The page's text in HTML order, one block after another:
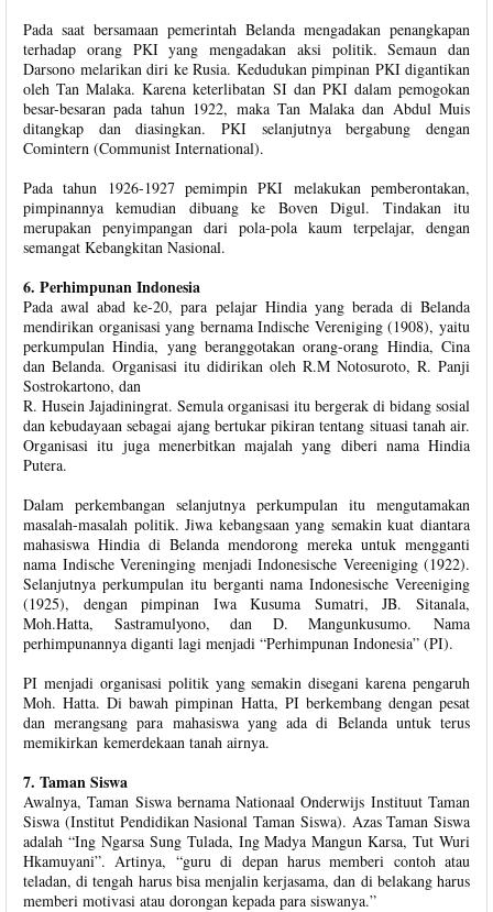
Pada saat bersamaan pemerintah Belanda mengadakan penangkapan
terhadap orang PKI yang mengadakan aksi politik. Semaun dan
Darsono melarikan diri ke Rusia. Kedudukan pimpinan PKI digantikan
oleh Tan Malaka. Karena keterlibatan SI dan PKI dalam pemogokan
besar-besaran pada tahun 1922, maka Tan Malaka dan Abdul Muis
ditangkap dan diasingkan. PKI selanjutnya bergabung dengan
Comintern (Communist International).
Pada tahun 1926-1927 pemimpin PKI melakukan pemberontakan,
pimpinannya kemudian dibuang ke Boven Digul. Tindakan itu
merupakan penyimpangan dari pola-pola kaum terpelajar, dengan
semangat Kebangkitan Nasional.
6. Perhimpunan Indonesia
Pada awal abad ke-20, para pelajar Hindia yang berada di Belanda
mendirikan organisasi yang bernama Indische Vereniging (1908), yaitu
perkumpulan Hindia, yang beranggotakan orang-orang Hindia, Cina
dan Belanda. Organisasi itu didirikan oleh R.M Notosuroto, R. Panji
Sostrokartono, dan
R. Husein Jajadiningrat. Semula organisasi itu bergerak di bidang sosial
dan kebudayaan sebagai ajang bertukar pikiran tentang situasi tanah air.
Organisasi itu juga menerbitkan majalah yang diberi nama Hindia
Putera.
Dalam perkembangan selanjutnya perkumpulan itu mengutamakan
masalah-masalah politik. Jiwa kebangsaan yang semakin kuat diantara
mahasiswa Hindia di Belanda mendorong mereka untuk mengganti
nama Indische Vereninging menjadi Indonesische Vereeniging (1922).
Selanjutnya perkumpulan itu berganti nama Indonesische Vereeniging
(1925), dengan pimpinan Iwa Kusuma Sumatri, JB. Sitanala,
Moh.Hatta, Sastramulyono, dan D. Mangunkusumo. Nama
perhimpunannya diganti lagi menjadi “Perhimpunan Indonesia” (PI).
PI menjadi organisasi politik yang semakin disegani karena pengaruh
Moh. Hatta. Di bawah pimpinan Hatta, PI berkembang dengan pesat
dan merangsang para mahasiswa yang ada di Belanda untuk terus
memikirkan kemerdekaan tanah airnya.
7. Taman Siswa
Awalnya, Taman Siswa bernama Nationaal Onderwijs Instituut Taman
Siswa (Institut Pendidikan Nasional Taman Siswa). Azas Taman Siswa
adalah “Ing Ngarsa Sung Tulada, Ing Madya Mangun Karsa, Tut Wuri
Hkamuyani”. Artinya, “guru di depan harus memberi contoh atau
teladan, di tengah harus bisa menjalin kerjasama, dan di belakang harus
memberi motivasi atau dorongan kepada para siswanya.”